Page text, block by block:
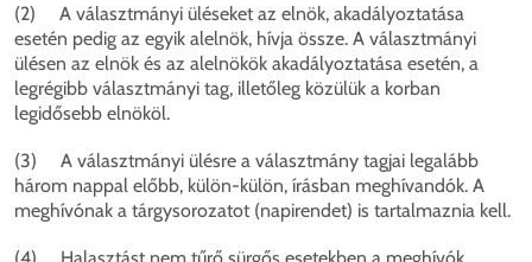
(2) A választmányi üléseket az elnök, akadályoztatása
esetén pedig az egyik alelnök, hívja össze. A választmányi
ülésen az elnök és az alelnökök akadályoztatása esetén, a
legrégibb választmányi tag, illetőleg közülük a korban
legidősebb elnököl.
(3) A választmányi ülésre a választmány tagjai legalább
három nappal előbb, külön-külön, írásban meghívandók. A
meghívónak a tárgysorozatot (napirendet) is tartalmaznia kell.